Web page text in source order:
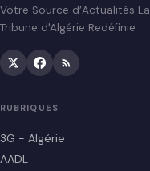
Votre Source d’Actualités La
Tribune d'Algérie Redéfinie
RUBRIQUES
3G - Algérie
AADL